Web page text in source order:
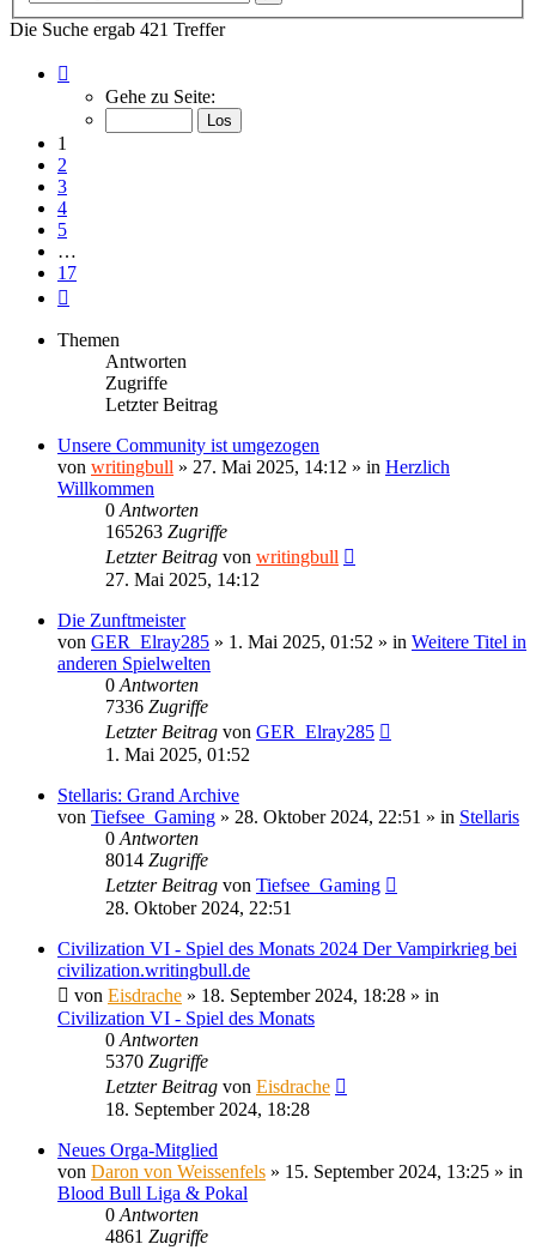
Die Suche ergab 421 Treffer
von
Gehe zu Seite:
1
2
3
4
5
…
17
Themen
Antworten
Zugriffe
Letzter Beitrag
Unsere Community ist umgezogen
von writingbull » 27. Mai 2025, 14:12 » in Herzlich
Willkommen
0 Antworten
165263 Zugriffe
Letzter Beitrag von writingbull
27. Mai 2025, 14:12
Die Zunftmeister
von GER_Elray285 » 1. Mai 2025, 01:52 » in Weitere Titel in
anderen Spielwelten
0 Antworten
7336 Zugriffe
Letzter Beitrag von GER_Elray285
1. Mai 2025, 01:52
Stellaris: Grand Archive
von Tiefsee_Gaming » 28. Oktober 2024, 22:51 » in Stellaris
0 Antworten
8014 Zugriffe
Letzter Beitrag von Tiefsee_Gaming
28. Oktober 2024, 22:51
Civilization VI - Spiel des Monats 2024 Der Vampirkrieg bei
civilization.writingbull.de
von Eisdrache » 18. September 2024, 18:28 » in
Civilization VI - Spiel des Monats
0 Antworten
5370 Zugriffe
Letzter Beitrag von Eisdrache
18. September 2024, 18:28
Neues Orga-Mitglied
von Daron von Weissenfels » 15. September 2024, 13:25 » in
Blood Bull Liga & Pokal
0 Antworten
4861 Zugriffe